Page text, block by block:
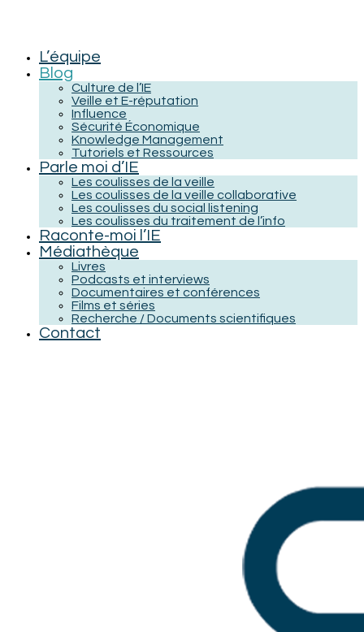
L’équipe
Blog
Culture de l’IE
Veille et E-réputation
Influence
Sécurité Économique
Knowledge Management
Tutoriels et Ressources
Parle moi d’IE
Les coulisses de la veille
Les coulisses de la veille collaborative
Les coulisses du social listening
Les coulisses du traitement de l’info
Raconte-moi l’IE
Médiathèque
Livres
Podcasts et interviews
Documentaires et conférences
Films et séries
Recherche / Documents scientifiques
Contact